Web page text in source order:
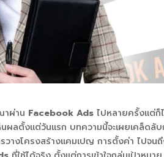
าผ่าน Facebook Adsไปหลายครั้งแต่ก็
ผลตั้งแต่วันแรก บทความนี้จะเผยเคล็ดลั
วางโครงสร้างแคมเปญ การตั้งค่า ไปจ